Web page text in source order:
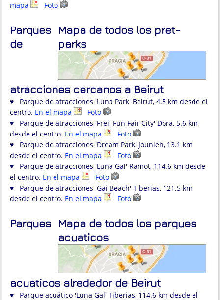
mapa
Foto
Mapa de todos los pret-
parks
Parques
de
atracciones cercanos a Beirut
♥ Parque de atracciones 'Luna Park' Beirut, 4.5 km desde el
centro. En el mapa
Foto
♥ Parque de atracciones 'Freij Fun Fair City' Dora, 5.6 km
desde el centro. En el mapa
Foto
♥ Parque de atracciones 'Dream Park' Jounieh, 13.1 km
desde el centro. En el mapa
Foto
♥ Parque de atracciones 'Luna Gal' Ramot, 114.6 km desde
el centro. En el mapa
Foto
♥ Parque de atracciones 'Gai Beach' Tiberias, 121.5 km
desde el centro. En el mapa Foto
Mapa de todos los parques
acuáticos
Parques
acuáticos alrededor de Beirut
♥ Parque acuático 'Luna Gal' Tiberias, 114.6 km desde el